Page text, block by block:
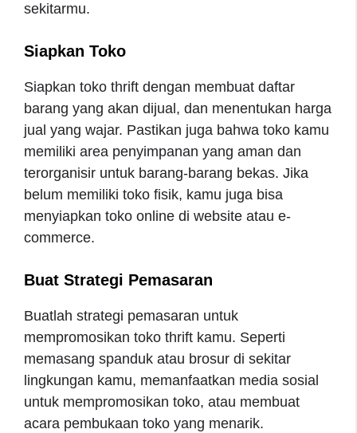
sekitarmu.
Siapkan Toko
Siapkan toko thrift dengan membuat daftar
barang yang akan dijual, dan menentukan harga
jual yang wajar. Pastikan juga bahwa toko kamu
memiliki area penyimpanan yang aman dan
terorganisir untuk barang-barang bekas. Jika
belum memiliki toko fisik, kamu juga bisa
menyiapkan toko online di website atau e-
commerce.
Buat Strategi Pemasaran
Buatlah strategi pemasaran untuk
mempromosikan toko thrift kamu. Seperti
memasang spanduk atau brosur di sekitar
lingkungan kamu, memanfaatkan media sosial
untuk mempromosikan toko, atau membuat
acara pembukaan toko yang menarik.